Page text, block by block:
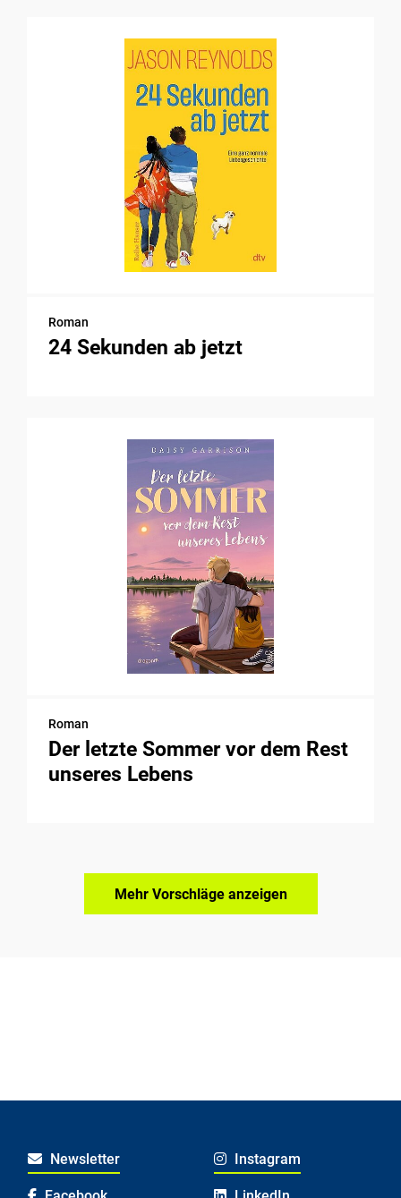
Roman
24 Sekunden ab jetzt
Roman
Der letzte Sommer vor dem Rest
unseres Lebens
Mehr Vorschläge anzeigen
Newsletter Instagram